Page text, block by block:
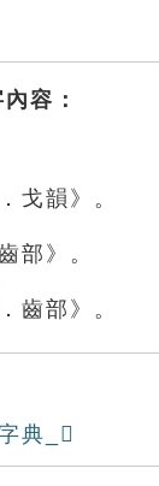
容：
戈韻》。
部》。
．齒部》。
典_𪘓